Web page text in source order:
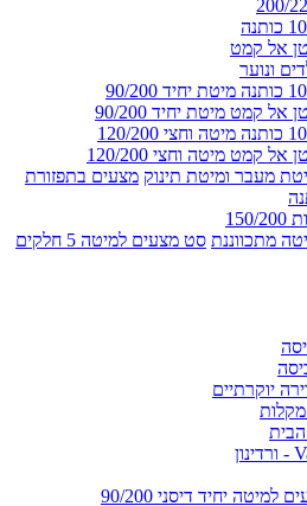
אל קמט
ונוער
90/200
אל קמט מיטת יחיד 90/200
120/200
אל קמט מיטה וחצי 120/200
מעבר ומיטת תינוק מצעים בתפזורת
200
מתכווננת סט מצעים למיטה 5 חלקים
יוקרתיים
מקלות
הבית
למיטה יחיד דיסני 90/200